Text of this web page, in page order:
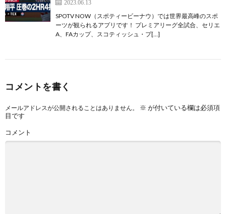
2023.06.13
SPOTV NOW（スポティービーナウ）では世界最高峰のスポ
ーツが観られるアプリです！ プレミアリーグ全試合、セリエ
A、FAカップ、スコティッシュ・プ[…]
コメントを書く
メールアドレスが公開されることはありません。 ※ が付いている欄は必須項
目です
コメント